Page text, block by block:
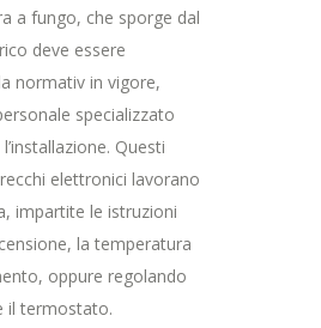
a fungo, che sporge dal
deve essere
normativ in vigore,
specializzato
Questi
elettronici lavorano
impartite le istruzioni
la temperatura
oppure regolando
il termostato.